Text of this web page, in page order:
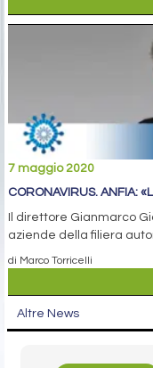
7 maggio 2020
CORONAVIRUS. ANFIA:
Il direttore Gianmarco
aziende della filiera
di Marco Torricelli
Altre News